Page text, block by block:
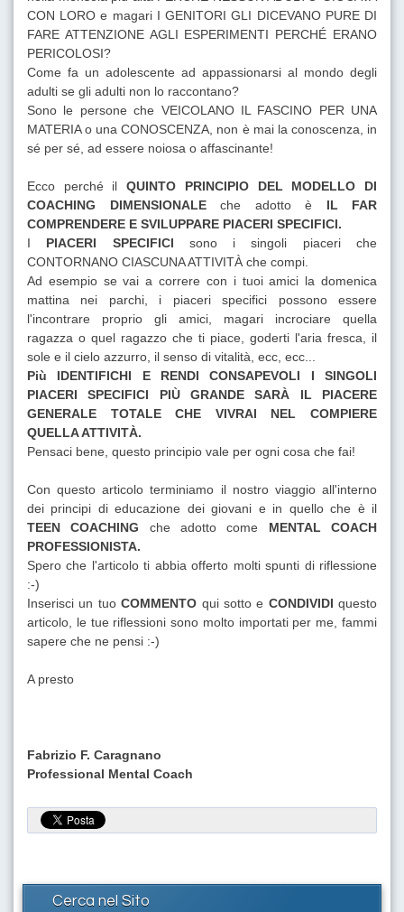
CON LORO e magari I GENITORI GLI DICEVANO PURE DI
FARE ATTENZIONE AGLI ESPERIMENTI PERCHÉ ERANO
PERICOLOSI?
Come fa un adolescente ad appassionarsi al mondo degli
adulti se gli adulti non lo raccontano?
Sono le persone che VEICOLANO IL FASCINO PER UNA
MATERIA o una CONOSCENZA, non è mai la conoscenza, in
sé per sé, ad essere noiosa o affascinante!
Ecco perché ilQUINTO PRINCIPIO DEL MODELLO DI
COACHING DIMENSIONALEche adotto è IL FAR
COMPRENDERE E SVILUPPARE PIACERI SPECIFICI.
I PIACERI SPECIFICI sono i singoli piaceri che
CONTORNANO CIASCUNA ATTIVITÀ che compi.
Ad esempio se vai a correre con i tuoi amici la domenica
mattina nei parchi, i piaceri specifici possono essere
l'incontrare proprio gli amici, magari incrociare quella
ragazza o quel ragazzo che ti piace, goderti l'aria fresca, il
sole e il cielo azzurro, il senso di vitalità, ecc, ecc...
Più IDENTIFICHI E RENDI CONSAPEVOLI I SINGOLI
PIACERI SPECIFICI PIÙ GRANDE SARÀ IL PIACERE
GENERALE TOTALE CHE VIVRAI NEL COMPIERE
QUELLA ATTIVITÀ.
Pensaci bene, questo principio vale per ogni cosa che fai!
Con questo articolo terminiamo il nostro viaggio all'interno
dei principi di educazione dei giovani e in quello che è il
TEEN COACHING che adotto come MENTAL COACH
PROFESSIONISTA.
Spero che l'articolo ti abbia offerto molti spunti di riflessione
:-)
Inserisci un tuoCOMMENTO qui sotto e CONDIVIDI questo
articolo, le tue riflessioni sono molto importati per me, fammi
sapere che ne pensi :-)
A presto
Fabrizio F. Caragnano
Professional Mental Coach
Cerca nel Sito